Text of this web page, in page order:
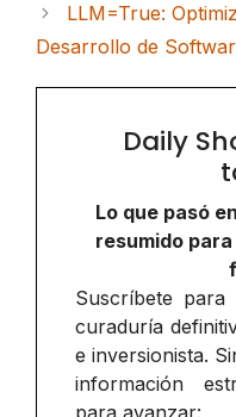
LLM=True:
Desarrollo de
Daily
Lo que pasó
resumido
Suscríbete
curaduría
e inversionista.
información